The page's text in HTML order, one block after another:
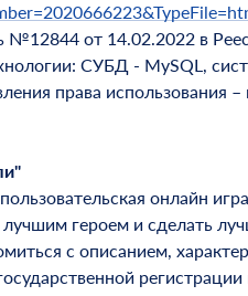
№12844 от 14.02.2022 в
СУБД - MySQL,
права использования
онлайн
героем и сделать
с описанием,